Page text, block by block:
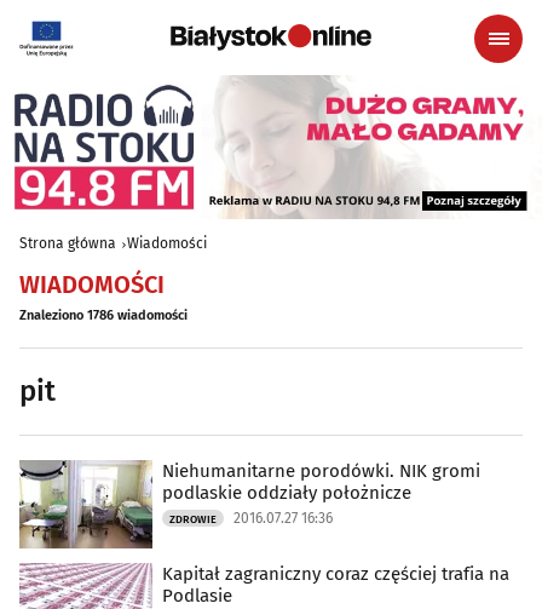
Strona główna Wiadomości
WIADOMOŚCI
Znaleziono 1786 wiadomości
pit
Niehumanitarne porodówki. NIK gromi
podlaskie oddziały położnicze
ZDROWIE 2016.07.27 16:36
Kapitał zagraniczny coraz częściej trafia na
Podlasie